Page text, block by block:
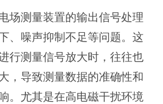
场测量装置的输出信号处理
、噪声抑制不足等问题。这
行测量信号放大时，往往也
，导致测量数据的准确性和
。尤其是在高电磁干扰环境